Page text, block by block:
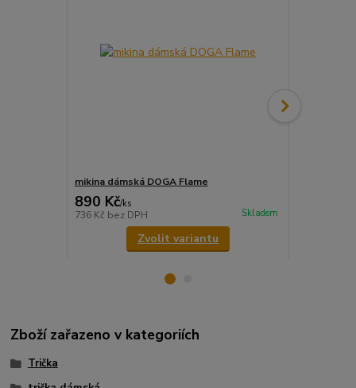
mikina dámská DOGA Flame
890 Kč/ks
736 Kč bez DPH Skladem
Zvolit variantu
Zboží zařazeno v kategoriích
Trička